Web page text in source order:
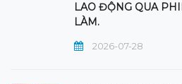
LAO ĐỘNG QUA
LÀM.
2026-07-28